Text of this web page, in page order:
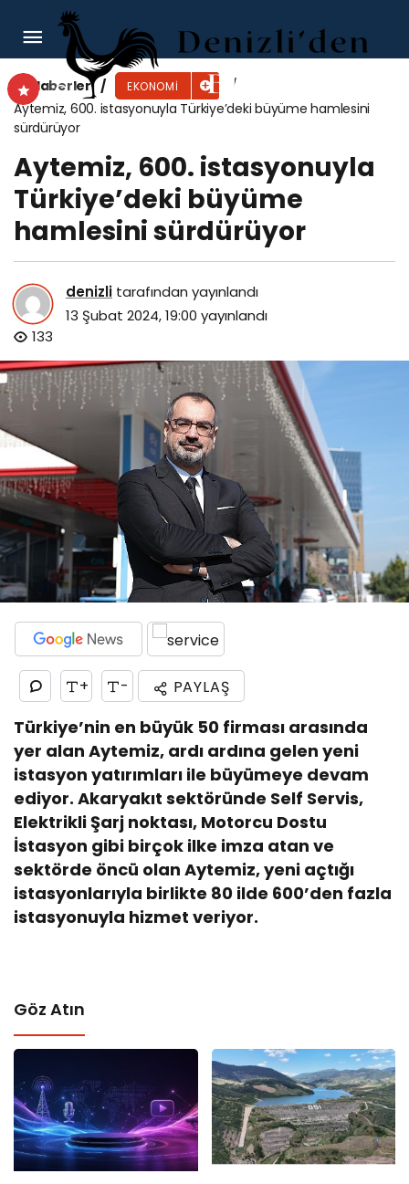
Haberler EKONOMI
Aytemiz, 600. istasyonuyla Türkiye’deki büyüme hamlesini
sürdürüyor
Aytemiz, 600. istasyonuyla
Türkiye’deki büyüme
hamlesini sürdürüyor
denizli tarafından yayınlandı
13 Şubat 2024, 19:00 yayınlandı
133
+ - PAYLAŞ
Türkiye’nin en büyük 50 firması arasında
yer alan Aytemiz, ardı ardına gelen yeni
istasyon yatırımları ile büyümeye devam
ediyor. Akaryakıt sektöründe Self Servis,
Elektrikli Şarj noktası, Motorcu Dostu
İstasyon gibi birçok ilke imza atan ve
sektörde öncü olan Aytemiz, yeni açtığı
istasyonlarıyla birlikte 80 ilde 600’den fazla
istasyonuyla hizmet veriyor.
Göz Atın
EY, 2024 yılında telekomünikasyon sektörünü
etkileyecek en önemli 10 riski açıkladı!